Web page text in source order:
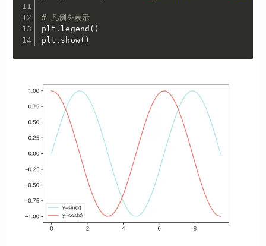
# 凡例を表示
plt . legend ( )
plt . show( )